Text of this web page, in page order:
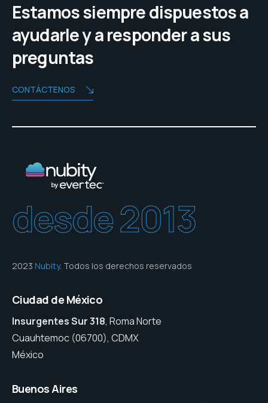
Estamos siempre dispuestos a
ayudarle y a responder a sus
preguntas
CONTÁCTENOS
desde 2013
2023 Nubity. Todos los derechos reservados
Ciudad de México
Insurgentes Sur 318, Roma Norte
Cuauhtemoc (06700), CDMX
México
Buenos Aires